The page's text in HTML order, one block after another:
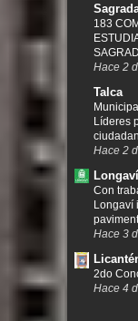
183
Hace 2
Talca
Líderes
Hace 2
Longaví
Con
Longaví
Hace 3
2do
Hace 4